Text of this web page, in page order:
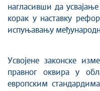
нагласивши да
корак у наставку
испуњавању
Усвојене законске
правног оквира у
европским